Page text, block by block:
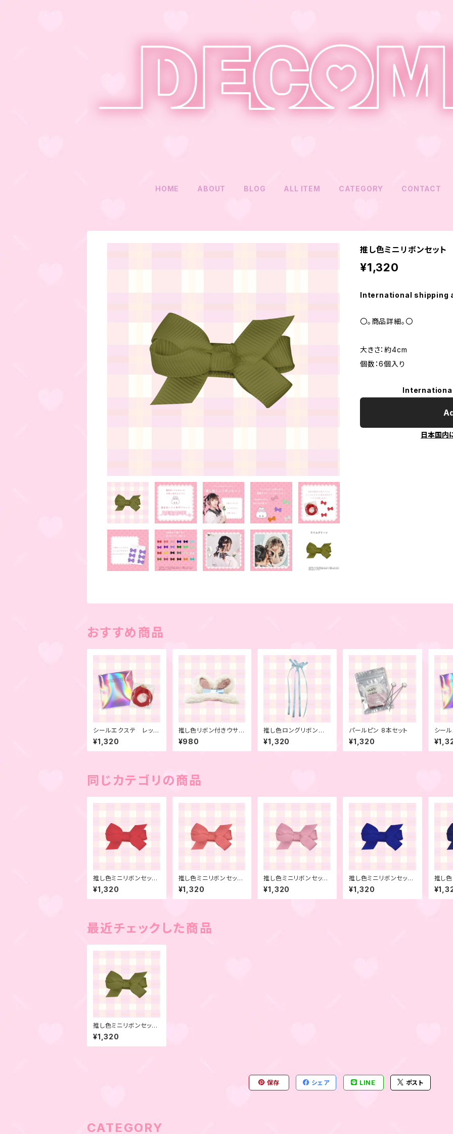
HOME ABOUT BLOG ALL ITEM CATEGORY CONTACT
推し色ミニリボンセッ
¥1,320
International shipping
〇。商品詳細。〇
大きさ：約4cm
個数：6個入り
日本国内
おすすめ商品
シールエクステ レッ
ド 4本セット
¥1,320
推し色リボン付きウサ耳
ヘアピン ライトブルー
¥980
推し色ロングリボン
パールブルー 2本セッ
ト
¥1,320
パールピン 8本セット
¥1,320
シー
ク 4
同じカテゴリの商品
推し色ミニリボンセッ
ト レッド 6本セット
¥1,320
推し色ミニリボンセッ
ト サーモンピンク 6
本セット
¥1,320
推し色ミニリボンセッ
ト ベビーピンク 6本
セット
¥1,320
推し色ミニリボンセッ
ト ブルー 6本セット
¥1,320
推し
ト ミ
ー 6
最近チェックした商品
推し色ミニリボンセッ
ト ライムグリーン 6
本セット
¥1,320
保存 シェア LINE ポスト
CATEGORY